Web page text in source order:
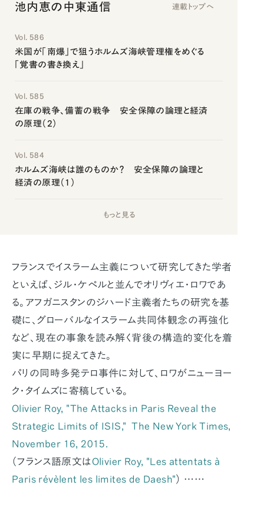
池内恵の中東通信 連載トップへ
Vol. 586
米国が「南爆」で狙うホルムズ海峡管理権をめぐる
「覚書の書き換え」
Vol. 585
在庫の戦争、備蓄の戦争 安全保障の論理と経済
の原理（2）
Vol. 584
ホルムズ海峡は誰のものか？ 安全保障の論理と
経済の原理（1）
もっと見る
フランスでイスラーム主義について研究してきた学者
といえば、ジル・ケペルと並んでオリヴィエ・ロワであ
る。アフガニスタンのジハード主義者たちの研究を基
礎に、グローバルなイスラーム共同体観念の再強化
など、現在の事象を読み解く背後の構造的変化を着
実に早期に捉えてきた。
パリの同時多発テロ事件に対して、ロワがニューヨー
ク・タイムズに寄稿している。
Olivier Roy, "The Attacks in Paris Reveal the
Strategic Limits of ISIS," The New York Times,
November 16, 2015.
（フランス語原文はOlivier Roy, "Les attentats à
Paris révèlent les limites de Daesh"） ……